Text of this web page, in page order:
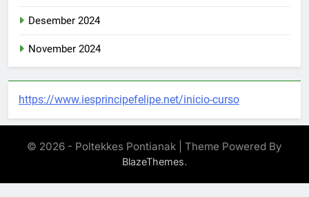
Desember 2024
November 2024
https://www.iesprincipefelipe.net/inicio-curso
© 2026 - Poltekkes Pontianak | Theme Powered By
BlazeThemes.